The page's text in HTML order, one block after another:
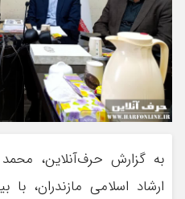
به گزارش حرف‌آنلاین،
ارشاد اسلامی مازندران، با